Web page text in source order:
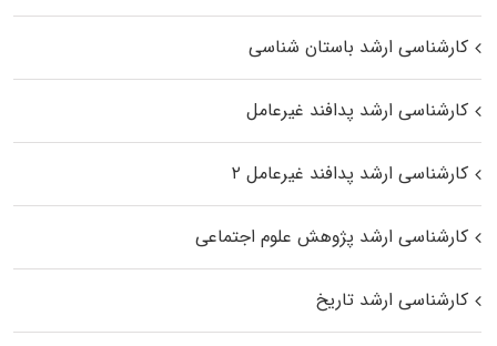
کارشناسی ارشد باستان شناسی
کارشناسی ارشد پدافند غیرعامل
کارشناسی ارشد پدافند غیرعامل ۲
کارشناسی ارشد پژوهش علوم اجتماعی
کارشناسی ارشد تاریخ